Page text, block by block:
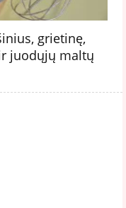
grietinę,
juodųjų maltų